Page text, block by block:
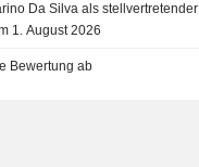
Da Silva als stellvertretender
1. August 2026
Bewertung ab